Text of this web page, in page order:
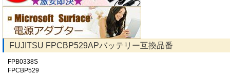
FUJITSU FPCBP529APバッテリー互換品番
FPB0338S
FPCBP529